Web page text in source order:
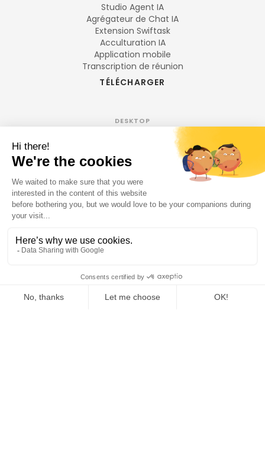
Studio Agent IA
Agrégateur de Chat IA
Extension Swiftask
Acculturation IA
Application mobile
Transcription de réunion
TÉLÉCHARGER
DESKTOP
Linux
NAVIGATEUR
Extension Chrome
Android
iPhone
AI Support